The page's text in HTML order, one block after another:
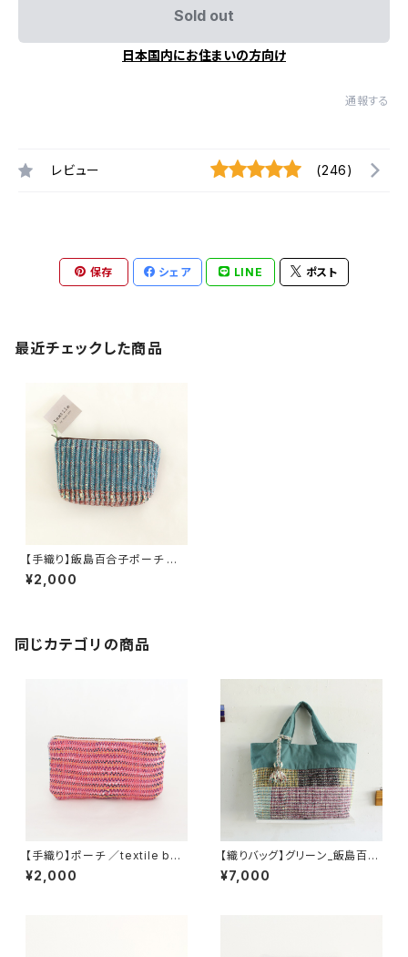
Sold out
日本国内にお住まいの方向け
通報する
レビュー (246)
保存 シェア LINE ポスト
最近チェックした商品
【手織り】飯島百合子ポーチ ／t
extile by KOBO-SYU
¥2,000
同じカテゴリの商品
【手織り】ポーチ ／textile by
KOBO-SYU
¥2,000
【織りバッグ】グリーン_飯島百合
子
¥7,000